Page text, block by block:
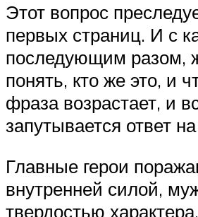
Этот вопрос
первых страниц. И с
последующим разом,
понять, кто же это, и
фраза возрастает, и
запутывается ответ
Главные герои
внутренней силой,
твердостью